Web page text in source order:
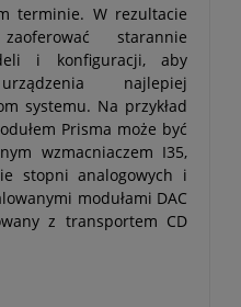
terminie. W rezultacie
starannie
i konfiguracji, aby
najlepiej
systemu. Na przykład
Prisma może być
wzmacniaczem I35,
stopni analogowych i
modułami DAC
z transportem CD